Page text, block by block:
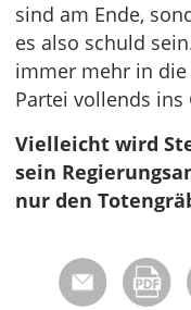
sind am Ende,
es also schuld
immer mehr in die
Partei vollends ins
Vielleicht wird
sein
nur den